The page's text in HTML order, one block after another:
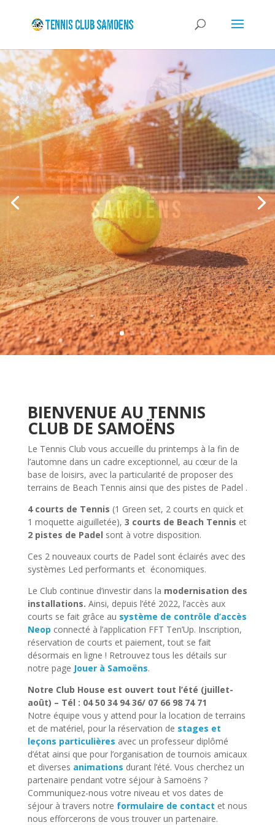
Jouer à Samoëns
En savoir plus
BIENVENUE AU TENNIS
CLUB DE SAMOËNS
Le Tennis Club vous accueille du printemps à la fin de
l’automne dans un cadre exceptionnel, au cœur de la
base de loisirs, avec la particularité de proposer des
terrains de Beach Tennis ainsi que des pistes de Padel .
4 courts de Tennis (1 Green set, 2 courts en quick et
1 moquette aiguilletée), 3 courts de Beach Tennis et
2 pistes de Padel sont à votre disposition.
Ces 2 nouveaux courts de Padel sont éclairés avec des
systèmes Led performants et économiques.
Le Club continue d’investir dans la modernisation des
installations. Ainsi, depuis l’été 2022, l’accès aux
courts se fait grâce au système de contrôle d’accès
Neop connecté à l’application FFT Ten’Up. Inscription,
réservation de courts et paiement, tout se fait
désormais en ligne ! Retrouvez tous les détails sur
notre page Jouer à Samoëns.
Notre Club House est ouvert tout l’été (juillet-
août) – Tél : 04 50 34 94 36/ 07 66 98 74 71
Notre équipe vous y attend pour la location de terrains
et de matériel, pour la réservation de stages et
leçons particulières avec un professeur diplômé
d’état ainsi que pour l’organisation de tournois amicaux
et diverses animations durant l’été. Vous cherchez un
partenaire pendant votre séjour à Samoëns ?
Communiquez-nous votre niveau et vos dates de
séjour à travers notre formulaire de contact et nous
nous efforcerons de vous trouver un partenaire.